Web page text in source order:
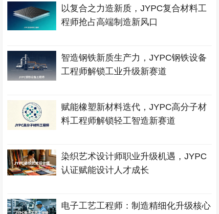
以复合之力造新质，JYPC复合材料工
程师抢占高端制造新风口
智造钢铁新质生产力，JYPC钢铁设备
工程师解锁工业升级新赛道
赋能橡塑新材料迭代，JYPC高分子材
料工程师解锁轻工智造新赛道
染织艺术设计师职业升级机遇，JYPC
认证赋能设计人才成长
电子工艺工程师：制造精细化升级核心